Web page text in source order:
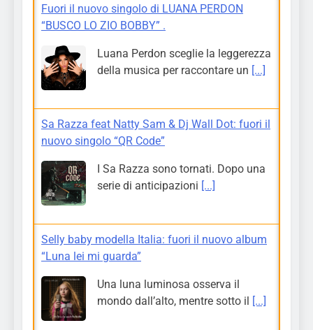
Fuori il nuovo singolo di LUANA PERDON
“BUSCO LO ZIO BOBBY” .
Luana Perdon sceglie la leggerezza
della musica per raccontare un [...]
Sa Razza feat Natty Sam & Dj Wall Dot: fuori il
nuovo singolo “QR Code”
I Sa Razza sono tornati. Dopo una
serie di anticipazioni [...]
Selly baby modella Italia: fuori il nuovo album
“Luna lei mi guarda”
Una luna luminosa osserva il
mondo dall’alto, mentre sotto il [...]